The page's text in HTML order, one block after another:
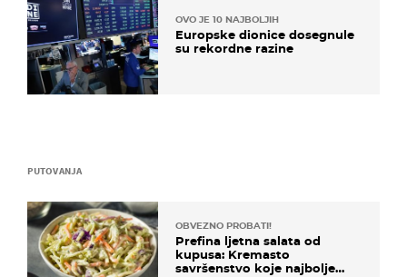
PUTOVANJA
OBVEZNO PROBATI!
Prefina ljetna salata od
kupusa: Kremasto
savršenstvo koje najbolje
OVO JE 10 NAJBOLJIH
Europske dionice dosegnule
su rekordne razine